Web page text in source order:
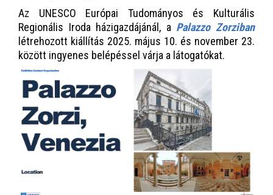
Az UNESCO Európai Tudományos és Kulturális
Regionális Iroda házigazdájánál, a Palazzo Zorziban
létrehozott kiállítás 2025. május 10. és november 23.
között ingyenes belépéssel várja a látogatókat.